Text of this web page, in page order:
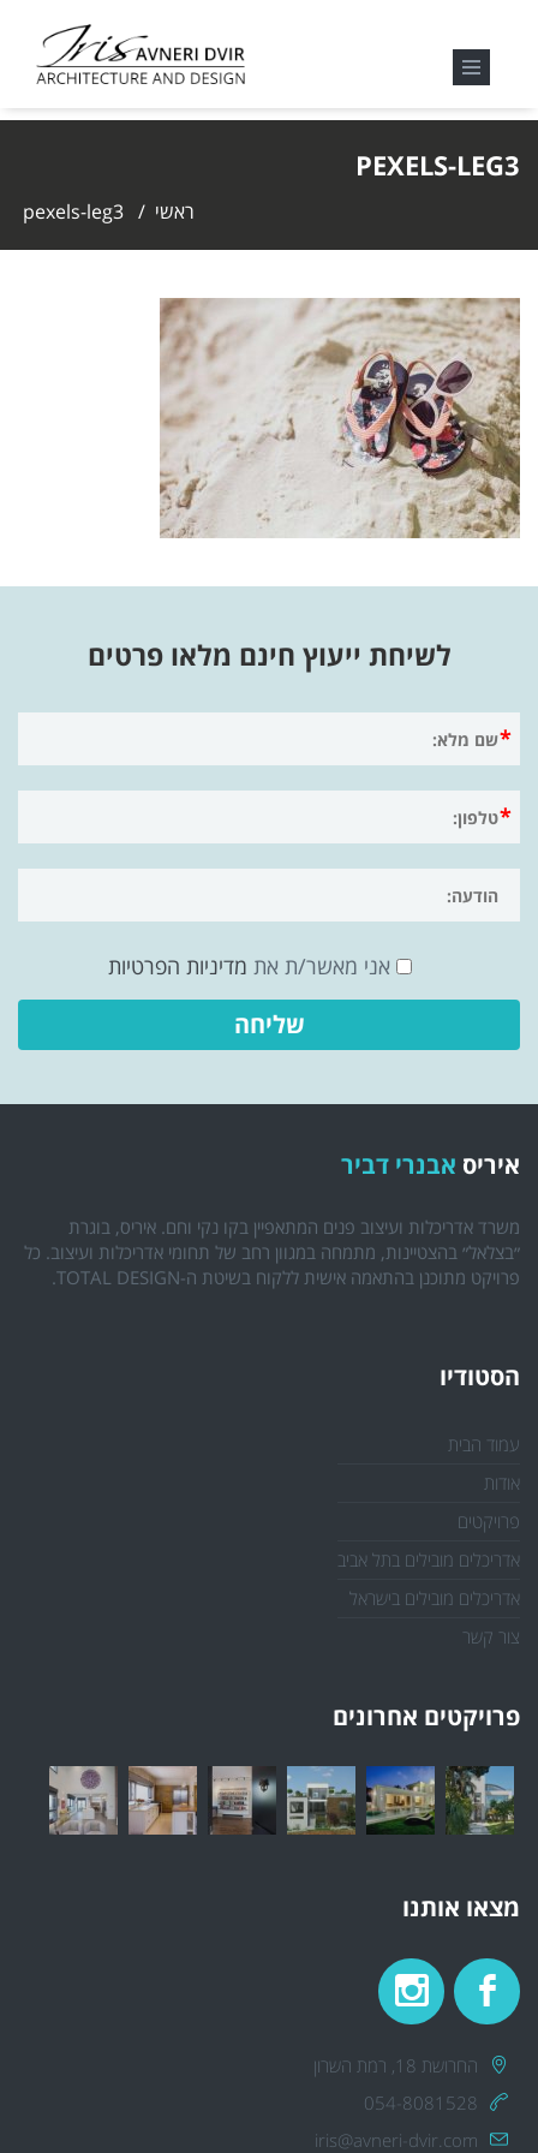
PEXELS-LEG3
ראשי /
pexels-leg3
לשיחת ייעוץ חינם מלאו פרטים
אני מאשר/ת את מדיניות הפרטיות
איריס אבנרי דביר
משרד אדריכלות ועיצוב פנים המתאפיין בקו נקי וחם. איריס, בוגרת
״בצלאל״ בהצטיינות, מתמחה במגוון רחב של תחומי אדריכלות ועיצוב. כל
פרויקט מתוכנן בהתאמה אישית ללקוח בשיטת ה-TOTAL DESIGN.
הסטודיו
עמוד הבית
אודות
פרויקטים
אדריכלים מובילים בתל אביב
אדריכלים מובילים בישראל
צור קשר
פרויקטים אחרונים
מצאו אותנו
החרושת 18, רמת השרון
054-8081528
iris@avneri-dvir.com